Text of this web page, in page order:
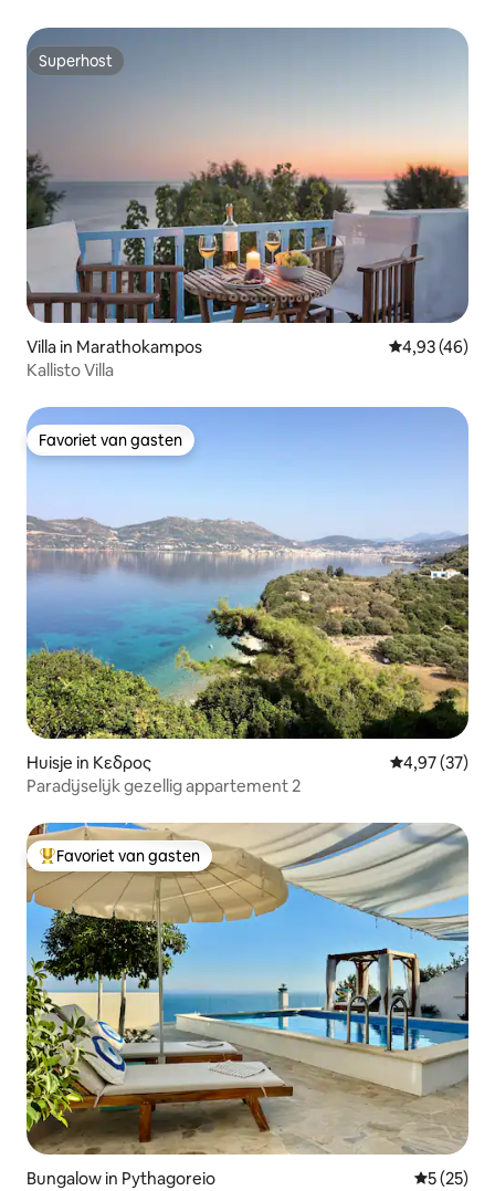
Superhost
Superhost
Villa in Marathokampos Gemiddelde
4,93 (46)
Kallisto Villa
Favoriet van gasten
Favoriet van gasten
Huisje in Κεδρος Gemiddelde
4,97 (37)
Paradijselijk gezellig appartement 2
Topfavoriet van gasten
Favoriet van gasten
Bungalow in Pythagoreio
5 (25)